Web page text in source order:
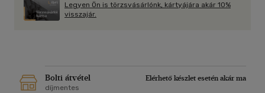
Legyen Ön is törzsvásárlónk, kártyájára akár 10%
visszajár.
Bolti átvétel
Elérhető készlet esetén akár ma
díjmentes